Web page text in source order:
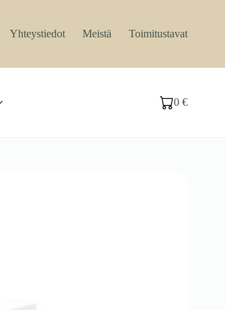
Yhteystiedot Meistä Toimitustavat
Ostoskori
0€